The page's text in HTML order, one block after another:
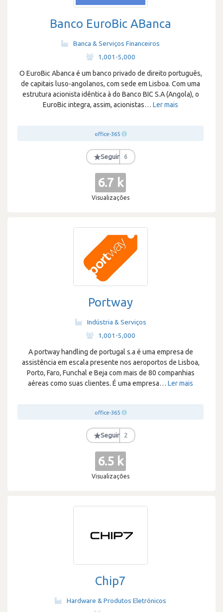
Banco EuroBic ABanca
Banca & Serviços Financeiros
1,001-5,000
O EuroBic Abanca é um banco privado de direito português,
de capitais luso-angolanos, com sede em Lisboa. Com uma
estrutura acionista idêntica à do Banco BIC S.A (Angola), o
EuroBic integra, assim, acionistas… Ler mais
office-365
★Seguir 6
6.7 k
Visualizações
Portway
Indústria & Serviços
1,001-5,000
A portway handling de portugal s.a é uma empresa de
assistência em escala presente nos aeroportos de Lisboa,
Porto, Faro, Funchal e Beja com mais de 80 companhias
aéreas como suas clientes. É uma empresa… Ler mais
office-365
★Seguir 2
6.5 k
Visualizações
Chip7
Hardware & Produtos Eletrónicos